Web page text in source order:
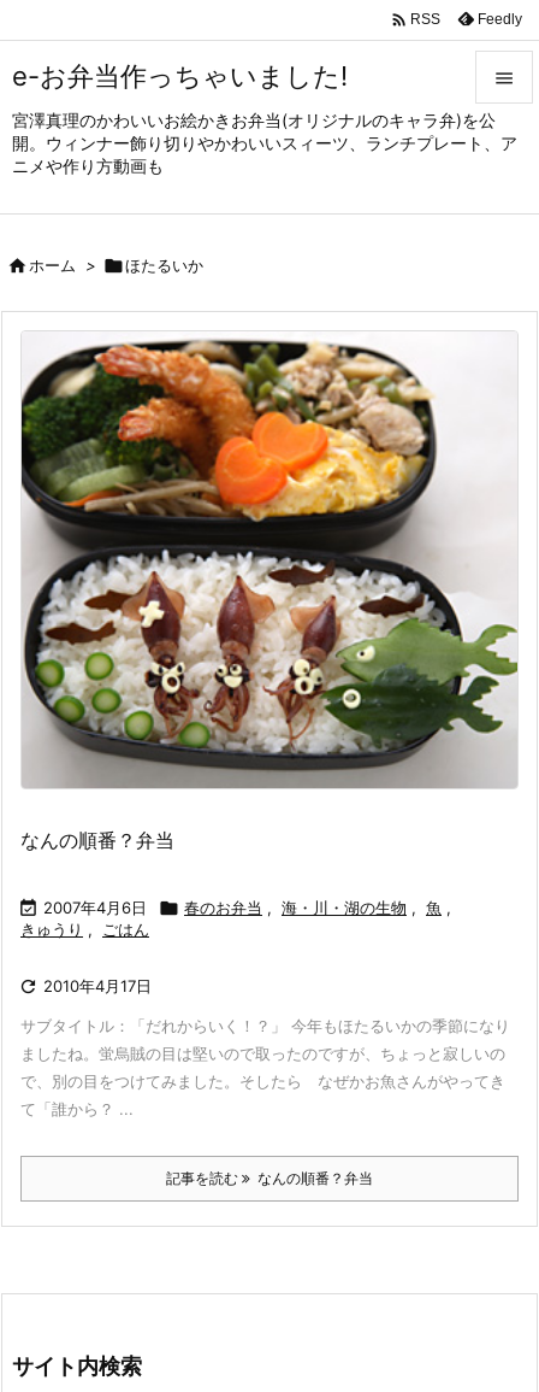
e-お弁当作っちゃいました!
宮澤真理のかわいいお絵かきお弁当(オリジナルのキャラ弁)を公
開。ウィンナー飾り切りやかわいいスィーツ、ランチプレート、ア
ニメや作り方動画も


メニュ
サイド

 RSS Feedly
ホーム > ほたるいか
なんの順番？弁当
 2007年4月6日  春のお弁当 , 海・川・湖の生物 , 魚 ,
きゅうり , ごはん
 2010年4月17日
サブタイトル：「だれからいく！？」 今年もほたるいかの季節になり
ましたね。蛍烏賊の目は堅いので取ったのですが、ちょっと寂しいの
で、別の目をつけてみました。そしたら なぜかお魚さんがやってき
て「誰から？ ...
記事を読む なんの順番？弁当
サイト内検索